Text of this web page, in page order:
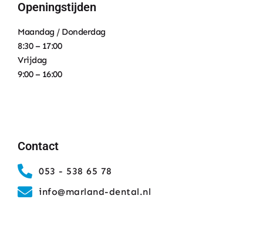
Openingstijden
Maandag / Donderdag
8:30 – 17:00
Vrijdag
9:00 – 16:00
Contact
053 - 538 65 78
info@marland-dental.nl